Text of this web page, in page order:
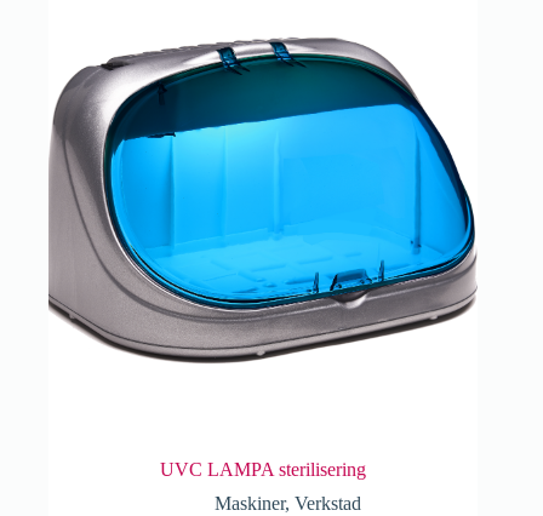
UVC LAMPA sterilisering
Maskiner, Verkstad